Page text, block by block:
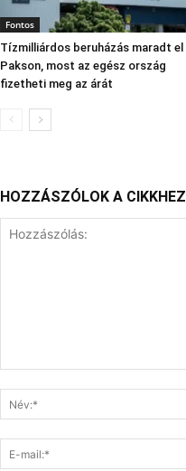
Fontos
Tízmilliárdos beruházás maradt el
Pakson, most az egész ország
fizetheti meg az árát
HOZZÁSZÓLOK A CIKKHEZ